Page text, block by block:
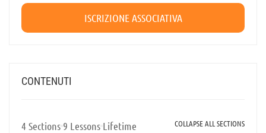
ISCRIZIONE ASSOCIATIVA
CONTENUTI
4 Sections 9 Lessons Lifetime COLLAPSE ALL SECTIONS